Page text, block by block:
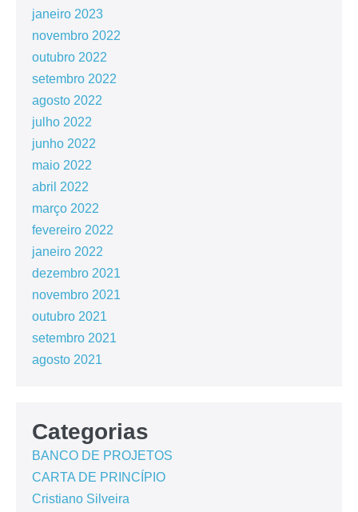
janeiro 2023
novembro 2022
outubro 2022
setembro 2022
agosto 2022
julho 2022
junho 2022
maio 2022
abril 2022
março 2022
fevereiro 2022
janeiro 2022
dezembro 2021
novembro 2021
outubro 2021
setembro 2021
agosto 2021
Categorias
BANCO DE PROJETOS
CARTA DE PRINCÍPIO
Cristiano Silveira